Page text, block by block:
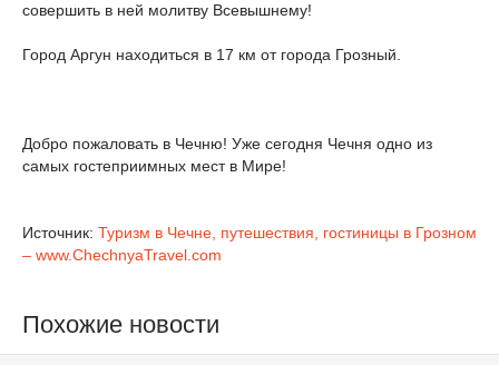
совершить в ней молитву Всевышнему!
Город Аргун находиться в 17 км от города Грозный.
Добро пожаловать в Чечню! Уже сегодня Чечня одно из
самых гостеприимных мест в Мире!
Источник: Туризм в Чечне, путешествия, гостиницы в Грозном
– www.ChechnyaTravel.com
Похожие новости